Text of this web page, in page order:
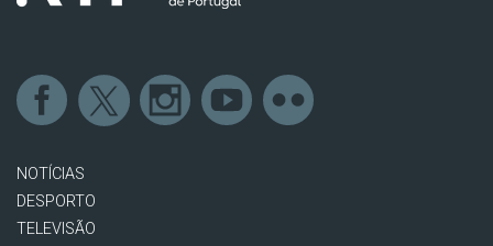
NOTÍCIAS
DESPORTO
TELEVISÃO